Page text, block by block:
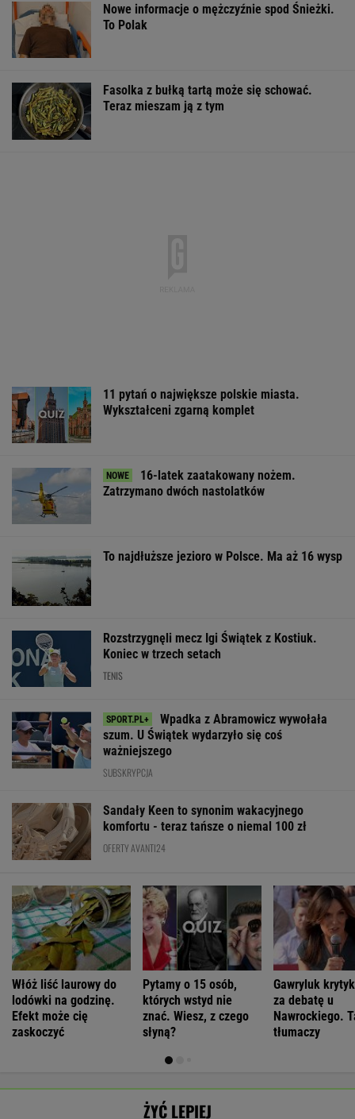
Nowe informacje o mężczyźnie spod Śnieżki.
To Polak
Fasolka z bułką tartą może się schować.
Teraz mieszam ją z tym
11 pytań o największe polskie miasta.
Wykształceni zgarną komplet
16-latek zaatakowany nożem.
Zatrzymano dwóch nastolatków
To najdłuższe jezioro w Polsce. Ma aż 16 wysp
Rozstrzygnęli mecz Igi Świątek z Kostiuk.
Koniec w trzech setach
TENIS
Wpadka z Abramowicz wywołała
szum. U Świątek wydarzyło się coś
ważniejszego
SUBSKRYPCJA
Sandały Keen to synonim wakacyjnego
komfortu - teraz tańsze o niemal 100 zł
OFERTY AVANTI24
Włóż liść laurowy do
lodówki na godzinę.
Efekt może cię
zaskoczyć
Pytamy o 15 osób,
których wstyd nie
znać. Wiesz, z czego
słyną?
Gawryluk
za debatę u
Nawrockiego.
tłumaczy
ŻYĆ LEPIEJ